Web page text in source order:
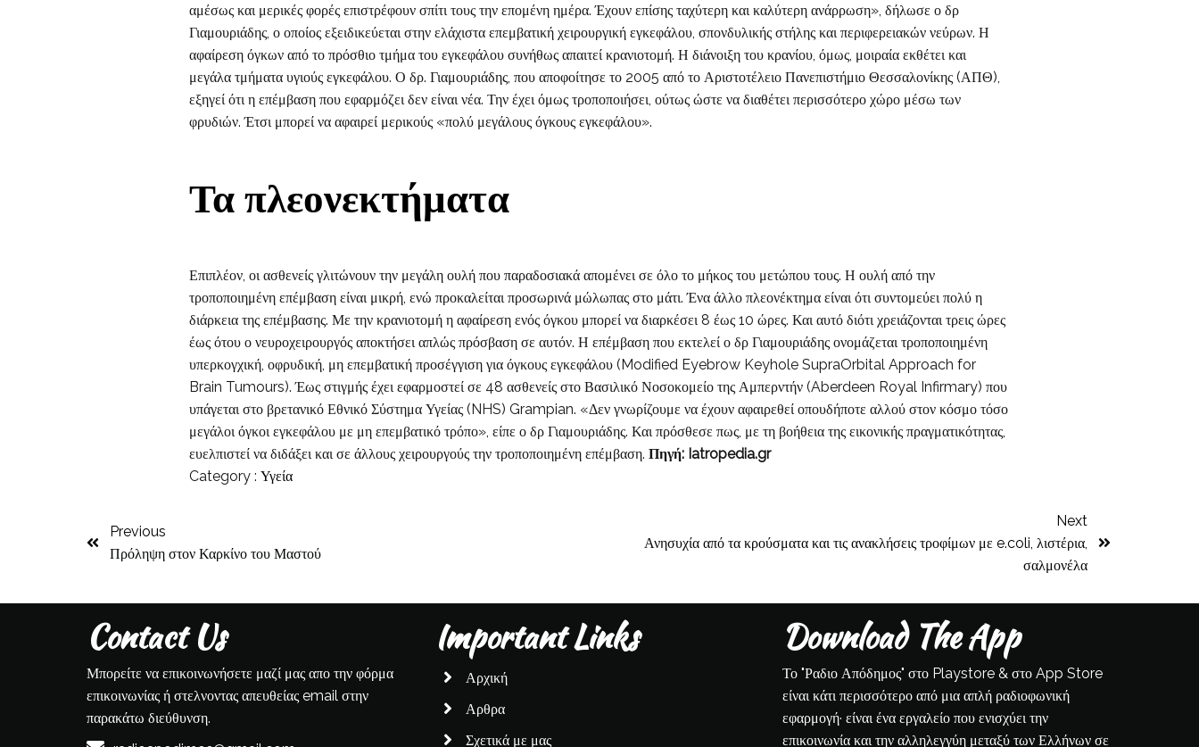
αμέσως και μερικές φορές επιστρέφουν σπίτι τους την επομένη ημέρα. Έχουν επίσης ταχύτερη και καλύτερη ανάρρωση», δήλωσε ο δρ
Γιαμουριάδης, ο οποίος εξειδικεύεται στην ελάχιστα επεμβατική χειρουργική εγκεφάλου, σπονδυλικής στήλης και περιφερειακών νεύρων. Η
αφαίρεση όγκων από το πρόσθιο τμήμα του εγκεφάλου συνήθως απαιτεί κρανιοτομή. Η διάνοιξη του κρανίου, όμως, μοιραία εκθέτει και
μεγάλα τμήματα υγιούς εγκεφάλου. Ο δρ. Γιαμουριάδης, που αποφοίτησε το 2005 από το Αριστοτέλειο Πανεπιστήμιο Θεσσαλονίκης (ΑΠΘ),
εξηγεί ότι η επέμβαση που εφαρμόζει δεν είναι νέα. Την έχει όμως τροποποιήσει, ούτως ώστε να διαθέτει περισσότερο χώρο μέσω των
φρυδιών. Έτσι μπορεί να αφαιρεί μερικούς «πολύ μεγάλους όγκους εγκεφάλου».
Τα πλεονεκτήματα
Επιπλέον, οι ασθενείς γλιτώνουν την μεγάλη ουλή που παραδοσιακά απομένει σε όλο το μήκος του μετώπου τους. Η ουλή από την
τροποποιημένη επέμβαση είναι μικρή, ενώ προκαλείται προσωρινά μώλωπας στο μάτι. Ένα άλλο πλεονέκτημα είναι ότι συντομεύει πολύ η
διάρκεια της επέμβασης. Με την κρανιοτομή η αφαίρεση ενός όγκου μπορεί να διαρκέσει 8 έως 10 ώρες. Και αυτό διότι χρειάζονται τρεις ώρες
έως ότου ο νευροχειρουργός αποκτήσει απλώς πρόσβαση σε αυτόν. Η επέμβαση που εκτελεί ο δρ Γιαμουριάδης ονομάζεται τροποποιημένη
υπερκογχική, οφρυδική, μη επεμβατική προσέγγιση για όγκους εγκεφάλου (Modified Eyebrow Keyhole SupraOrbital Approach for
Brain Tumours). Έως στιγμής έχει εφαρμοστεί σε 48 ασθενείς στο Βασιλικό Νοσοκομείο της Αμπερντήν (Aberdeen Royal Infirmary) που
υπάγεται στο βρετανικό Εθνικό Σύστημα Υγείας (NHS) Grampian. «Δεν γνωρίζουμε να έχουν αφαιρεθεί οπουδήποτε αλλού στον κόσμο τόσο
μεγάλοι όγκοι εγκεφάλου με μη επεμβατικό τρόπο», είπε ο δρ Γιαμουριάδης. Και πρόσθεσε πως, με τη βοήθεια της εικονικής πραγματικότητας,
ευελπιστεί να διδάξει και σε άλλους χειρουργούς την τροποποιημένη επέμβαση. Πηγή: Iatropedia.gr
Category : Υγεία
Previous
Πρόληψη στον Καρκίνο του Μαστού
Next
Ανησυχία από τα κρούσματα και τις ανακλήσεις τροφίμων με e.coli, λιστέρια,
σαλμονέλα
Contact Us
Μπορείτε να επικοινωνήσετε μαζί μας απο την φόρμα
επικοινωνίας ή στελνοντας απευθείας email στην
παρακάτω διεύθυνση.
Important Links
Αρχική
Αρθρα
Σχετικά με μας
Download The App
Το "Ραδιο Απόδημος" στο Playstore & στο App Store
είναι κάτι περισσότερο από μια απλή ραδιοφωνική
εφαρμογή· είναι ένα εργαλείο που ενισχύει την
επικοινωνία και την αλληλεγγύη μεταξύ των Ελλήνων σε